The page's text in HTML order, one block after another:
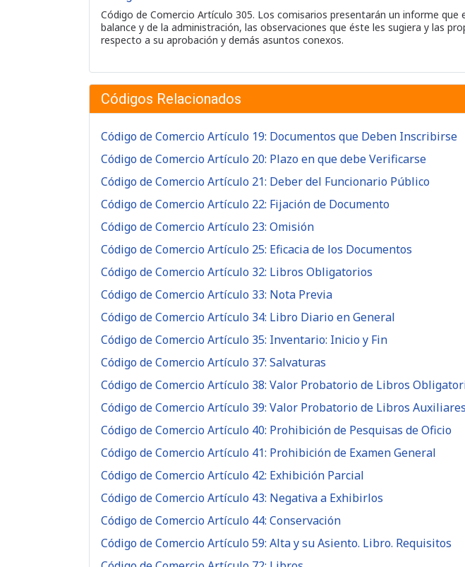
Código de Comercio Artículo 305. Los comisarios presentarán un informe que
balance y de la administración, las observaciones que éste les sugiera y las
respecto a su aprobación y demás asuntos conexos.
Códigos Relacionados
Código de Comercio Artículo 19: Documentos que Deben Inscribirse
Código de Comercio Artículo 20: Plazo en que debe Verificarse
Código de Comercio Artículo 21: Deber del Funcionario Público
Código de Comercio Artículo 22: Fijación de Documento
Código de Comercio Artículo 23: Omisión
Código de Comercio Artículo 25: Eficacia de los Documentos
Código de Comercio Artículo 32: Libros Obligatorios
Código de Comercio Artículo 33: Nota Previa
Código de Comercio Artículo 34: Libro Diario en General
Código de Comercio Artículo 35: Inventario: Inicio y Fin
Código de Comercio Artículo 37: Salvaturas
Código de Comercio Artículo 38: Valor Probatorio de Libros
Código de Comercio Artículo 39: Valor Probatorio de Libros Auxiliares
Código de Comercio Artículo 40: Prohibición de Pesquisas de Oficio
Código de Comercio Artículo 41: Prohibición de Examen General
Código de Comercio Artículo 42: Exhibición Parcial
Código de Comercio Artículo 43: Negativa a Exhibirlos
Código de Comercio Artículo 44: Conservación
Código de Comercio Artículo 59: Alta y su Asiento. Libro. Requisitos